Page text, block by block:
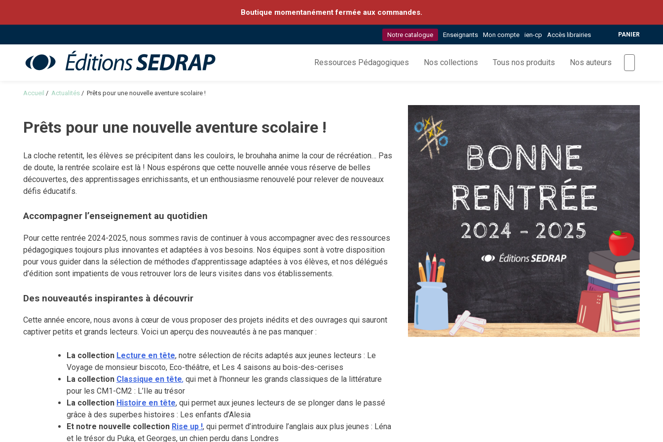
Boutique momentanément fermée aux commandes.
Notre catalogue Enseignants Mon compte ien-cp Accès librairies PANIER
Sedrap
Ressources Pédagogiques Nos collections Tous nos produits Nos auteurs
Accueil / Actualités / Prêts pour une nouvelle aventure scolaire !
Prêts pour une nouvelle aventure scolaire !
La cloche retentit, les élèves se précipitent dans les couloirs, le brouhaha anime la cour de récréation… Pas
de doute, la rentrée scolaire est là ! Nous espérons que cette nouvelle année vous réserve de belles
découvertes, des apprentissages enrichissants, et un enthousiasme renouvelé pour relever de nouveaux
défis éducatifs.
Accompagner l’enseignement au quotidien
Pour cette rentrée 2024-2025, nous sommes ravis de continuer à vous accompagner avec des ressources
pédagogiques toujours plus innovantes et adaptées à vos besoins. Nos équipes sont à votre disposition
pour vous guider dans la sélection de méthodes d’apprentissage adaptées à vos élèves, et nos délégués
d’édition sont impatients de vous retrouver lors de leurs visites dans vos établissements.
Des nouveautés inspirantes à découvrir
Cette année encore, nous avons à cœur de vous proposer des projets inédits et des ouvrages qui sauront
captiver petits et grands lecteurs. Voici un aperçu des nouveautés à ne pas manquer :
La collection Lecture en tête, notre sélection de récits adaptés aux jeunes lecteurs : Le
Voyage de monsieur biscoto, Eco-théâtre, et Les 4 saisons au bois-des-cerises
La collection Classique en tête, qui met à l’honneur les grands classiques de la littérature
pour les CM1-CM2 : L’Ile au trésor
La collection Histoire en tête, qui permet aux jeunes lecteurs de se plonger dans le passé
grâce à des superbes histoires : Les enfants d’Alesia
Et notre nouvelle collection Rise up !, qui permet d’introduire l’anglais aux plus jeunes : Léna
et le trésor du Puka, et Georges, un chien perdu dans Londres